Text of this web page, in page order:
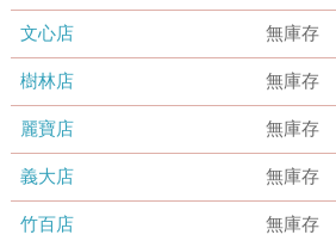
文心店 無庫存
樹林店 無庫存
麗寶店 無庫存
義大店 無庫存
竹百店 無庫存